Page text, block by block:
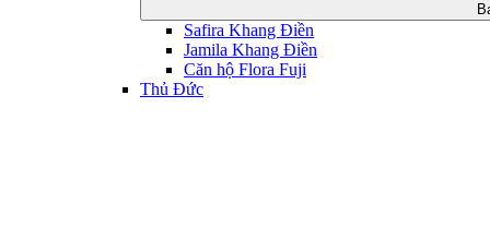
Safira Khang Điền
Jamila Khang Điền
Căn hộ Flora Fuji
Thủ Đức